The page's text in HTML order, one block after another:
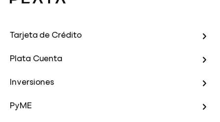
Tarjeta de Crédito
Plata Cuenta
Inversiones
PyME